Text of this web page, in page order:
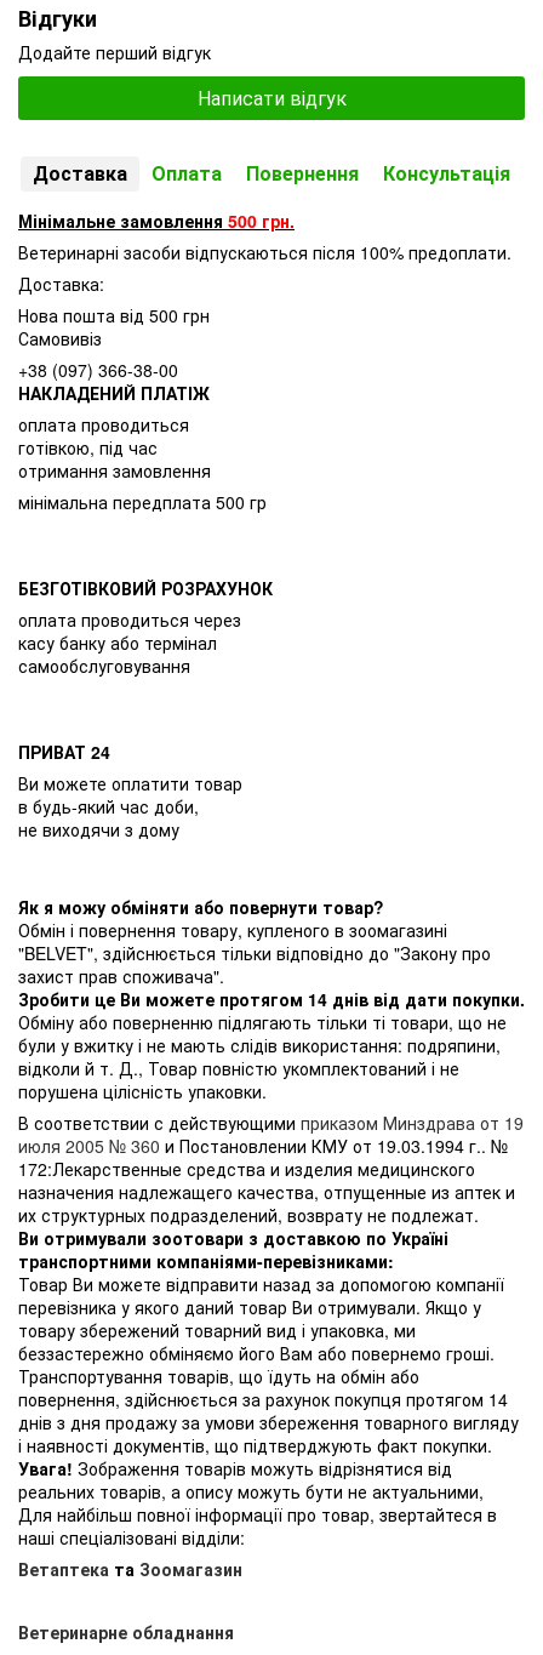
Відгуки
Додайте перший відгук
Написати відгук
Доставка Оплата Повернення Консультація
Мінімальне замовлення 500 грн.
Ветеринарні засоби відпускаються після 100% предоплати.
Доставка:
Нова пошта від 500 грн
Самовивіз
+38 (097) 366-38-00
НАКЛАДЕНИЙ ПЛАТІЖ
оплата проводиться
готівкою, під час
отримання замовлення
мінімальна передплата 500 гр
БЕЗГОТІВКОВИЙ РОЗРАХУНОК
оплата проводиться через
касу банку або термінал
самообслуговування
ПРИВАТ 24
Ви можете оплатити товар
в будь-який час доби,
не виходячи з дому
Як я можу обміняти або повернути товар?
Обмін і повернення товару, купленого в зоомагазині
"BELVET", здійснюється тільки відповідно до "Закону про
захист прав споживача".
Зробити це Ви можете протягом 14 днів від дати покупки.
Обміну або поверненню підлягають тільки ті товари, що не
були у вжитку і не мають слідів використання: подряпини,
відколи й т. Д., Товар повністю укомплектований і не
порушена цілісність упаковки.
В соответствии с действующими приказом Минздрава от 19
июля 2005 № 360 и Постановлении КМУ от 19.03.1994 г.. №
172:Лекарственные средства и изделия медицинского
назначения надлежащего качества, отпущенные из аптек и
их структурных подразделений, возврату не подлежат.
Ви отримували зоотовари з доставкою по Україні
транспортними компаніями-перевізниками:
Товар Ви можете відправити назад за допомогою компанії
перевізника у якого даний товар Ви отримували. Якщо у
товару збережений товарний вид і упаковка, ми
беззастережно обміняємо його Вам або повернемо гроші.
Транспортування товарів, що їдуть на обмін або
повернення, здійснюється за рахунок покупця протягом 14
днів з дня продажу за умови збереження товарного вигляду
і наявності документів, що підтверджують факт покупки.
Увага! Зображення товарів можуть відрізнятися від
реальних товарів, а опису можуть бути не актуальними,
Для найбільш повної інформації про товар, звертайтеся в
наші спеціалізовані відділи:
Ветаптека та Зоомагазин
Ветеринарне обладнання